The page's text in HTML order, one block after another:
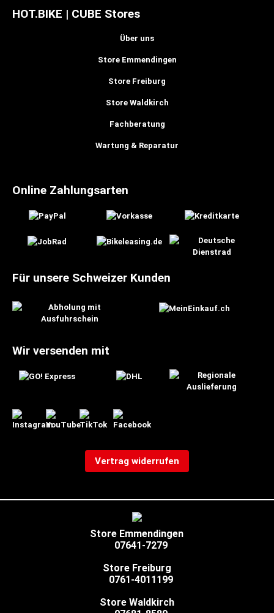
HOT.BIKE | CUBE Stores
Über uns
Store Emmendingen
Store Freiburg
Store Waldkirch
Fachberatung
Wartung & Reparatur
Online Zahlungsarten
Für unsere Schweizer Kunden
Wir versenden mit
Vertrag widerrufen
Store Emmendingen
07641-7279
Store Freiburg
0761-4011199
Store Waldkirch